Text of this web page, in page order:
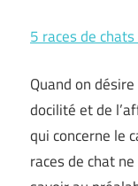
5 races de
Quand on
docilité et de
qui concerne le
races de chat